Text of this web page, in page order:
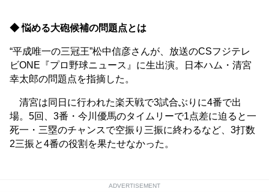
◆ 悩める大砲候補の問題点とは
“平成唯一の三冠王”松中信彦さんが、放送のCSフジテレ
ビONE『プロ野球ニュース』に生出演。日本ハム・清宮
幸太郎の問題点を指摘した。
清宮は同日に行われた楽天戦で3試合ぶりに4番で出
場。5回、3番・今川優馬のタイムリーで1点差に迫ると一
死一・三塁のチャンスで空振り三振に終わるなど、3打数
2三振と4番の役割を果たせなかった。
ADVERTISEMENT